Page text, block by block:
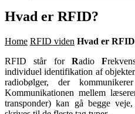
Hvad er RFID?
Home RFID viden Hvad er
RFID står for Radio F
individuel identifikation af
radiobølger, der
Kommunikationen mellem
transponder) kan gå begge